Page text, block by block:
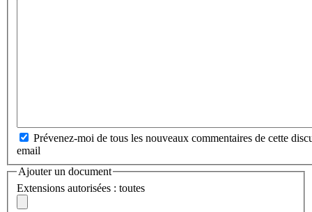
Prévenez-moi de tous les nouveaux commentaires de cette
email
Ajouter un document
Extensions autorisées : toutes